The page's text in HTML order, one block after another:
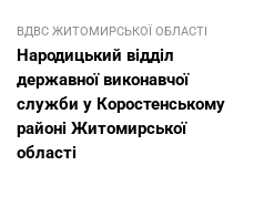
ВДВС ЖИТОМИРСЬКОЇ ОБЛАСТІ
Народицький відділ
державної виконавчої
служби у Коростенському
районі Житомирської
області